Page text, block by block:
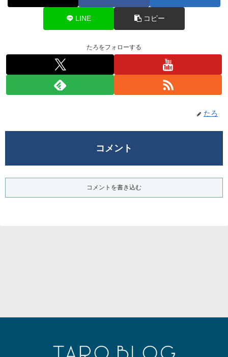
LINE コピー
たろをフォローする
たろ
コメント
コメントを書き込む